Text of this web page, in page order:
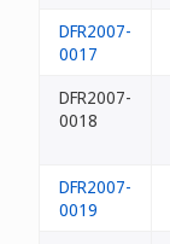
DFR2007-
0017
DFR2007-
0018
DFR2007-
0019